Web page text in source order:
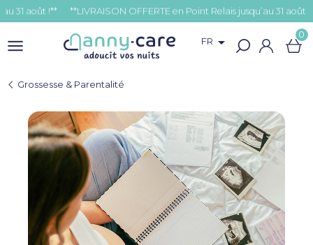
!**
FR  0
Grossesse & Parentalité